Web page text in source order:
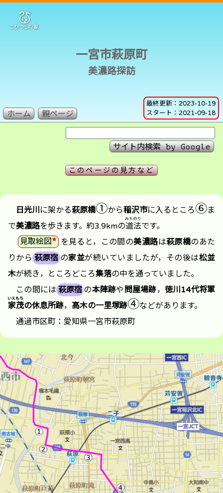
一宮市萩原町
美濃路探訪
ホーム 親ページ
最終更新：2023-10-19
スタート：2021-09-18
このページの見方など
日光川 に架かる萩原橋①から稲沢市に入るところ⑥ま
で美濃路を歩きます。約3.9kmの道法です。
見取絵図★ を見ると，この間の美濃路は萩原橋のあた
りから 萩原宿 の家並が続いていましたが，その後は松並
木が続き，ところどころ集落の中を通っていました。
この間には 萩原宿 の本陣跡や 問屋場跡， 徳川14代将軍
家茂の休息所跡， 高木の一里塚跡④などがあります。
通過市区町：愛知県一宮市萩原町